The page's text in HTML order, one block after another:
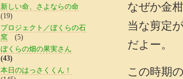
なぜか金
当な剪定
だよー。
この時期
新しい命、さよならの命
(19)
プロジェクト／ぼくらの石
窯 (5)
ぼくらの畑の果実さん
(43)
本日のはっさくくん！